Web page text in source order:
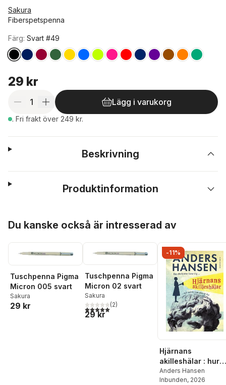
Sakura
Fiberspetspenna
Färg: Svart #49
Hoppa över färglista
29 kr
Lägg i varukorg
. Fri frakt över 249 kr.
Beskrivning
Produktinformation
Du kanske också är intresserad av
Tuschpenna Pigma
Micron 005 svart
Sakura
29 kr
Tuschpenna Pigma
Micron 02 svart
Sakura
5,0utav 5 stjärnor. Totalt antal röster:
(2)
29 kr
-11%
Hjärnans
akilleshälar : hur
din hjärna lurar
och vad du kan
Anders Hansen
Inbunden, 2026